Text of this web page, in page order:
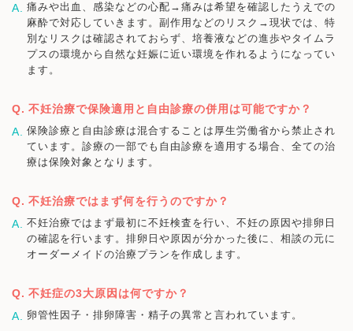
痛みや出血、感染などの心配→痛みは希望を確認したうえでの
麻酔で対応していきます。副作用などのリスク→現状では、特
別なリスクは確認されておらず、培養液などの進歩やタイムラ
プスの環境から自然な妊娠に近い環境を作れるようになってい
ます。
不妊治療で保険適用と自由診療の併用は可能ですか？
保険診療と自由診療は混合することは厚生労働省から禁止され
ています。診療の一部でも自由診療を適用する場合、全ての治
療は保険対象となります。
不妊治療ではまず何を行うのですか？
不妊治療ではまず最初に不妊検査を行い、不妊の原因や排卵日
の確認を行います。排卵日や原因が分かった後に、相談の元に
オーダーメイドの治療プランを作成します。
不妊症の3大原因は何ですか？
卵管性因子・排卵障害・精子の異常と言われています。